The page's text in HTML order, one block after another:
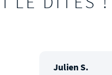
Julien S.